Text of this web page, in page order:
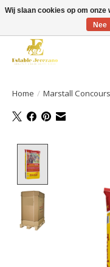
Gratis verzending vanaf €49
Home / Marstall
Wij slaan cookies op om
Nee